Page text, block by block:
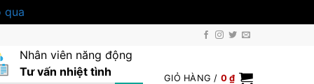
qua
Nhân viên năng động
Tư vấn nhiệt tình
GIỎ HÀNG / 0₫